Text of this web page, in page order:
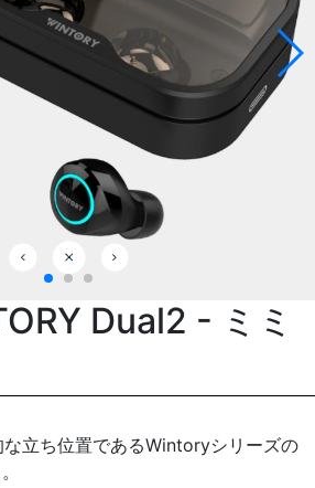
Dual2 - ミミ
立ち位置であるWintoryシリーズの